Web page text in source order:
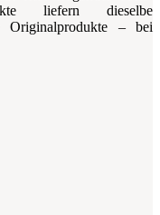
liefern dieselbe
Originalprodukte – bei